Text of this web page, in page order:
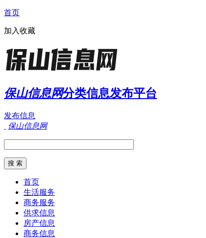
首页
加入收藏
保山信息网分类信息发布平台
发布信息
保山信息网
首页
生活服务
商务服务
供求信息
房产信息
商务信息